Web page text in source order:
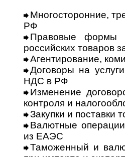
Многосторонние,
РФ
Правовые формы
российских товаров
Агентирование,
Договоры на
НДС в РФ
Изменение
контроля и
Закупки и поставки
Валютные
из ЕАЭС
Таможенный и